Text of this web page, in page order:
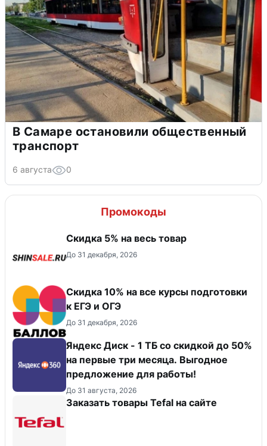
В Самаре остановили общественный
транспорт
6 августа 0
Промокоды
Скидка 5% на весь товар
До 31 декабря, 2026
Cкидка 10% на все курсы подготовки
к ЕГЭ и ОГЭ
До 31 декабря, 2026
Яндекс Диск - 1 ТБ со скидкой до 50%
на первые три месяца. Выгодное
предложение для работы!
До 31 августа, 2026
Заказать товары Tefal на сайте